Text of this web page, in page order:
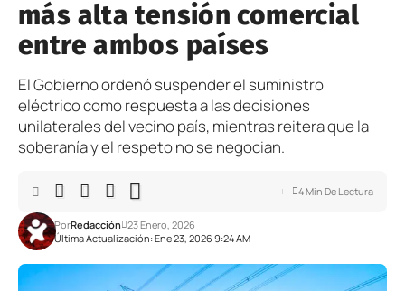
más alta tensión comercial
entre ambos países
El Gobierno ordenó suspender el suministro
eléctrico como respuesta a las decisiones
unilaterales del vecino país, mientras reitera que la
soberanía y el respeto no se negocian.
Última Actualización: Ene 23, 2026 9:24 AM
PorRedacción 23 Enero, 2026
4 Min De Lectura